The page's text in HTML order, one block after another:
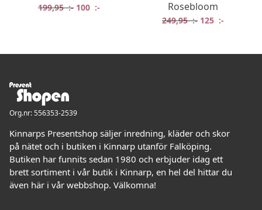
199,95:- Det ursprungliga priset var: 199,95 :-.
100 :- Det nuvarande priset är: 100 :-.
Rosebloom
249,95:- Det
125 :-
Org.nr: 556353-2539
Kinnarps Presentshop säljer inredning, kläder och skor
på nätet och i butiken i Kinnarp utanför Falköping.
Butiken har funnits sedan 1980 och erbjuder idag ett
brett sortiment i vår butik i Kinnarp, en hel del hittar du
även här i vår webbshop. Välkomna!